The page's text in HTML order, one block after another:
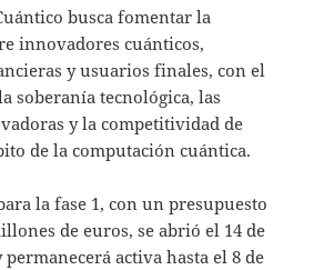
busca fomentar la
innovadores cuánticos,
y usuarios finales, con el
soberanía tecnológica, las
y la competitividad de
de la computación cuántica.
la fase 1, con un presupuesto
de euros, se abrió el 14 de
permanecerá activa hasta el 8 de